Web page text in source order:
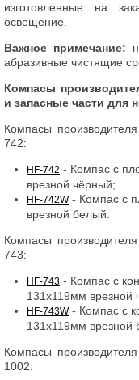
изготовленные на
освещение.
Важное примечание:
абразивные чистящие
Компасы
и запасные части для
Компасы
742:
HF-742 - Компас с
врезной чёрный;
HF-742W- Компас с
врезной белый.
Компасы
743:
HF-743 - Компас с
131x119мм врезной
HF-743W- Компас с
131x119мм врезной
Компасы
1002: